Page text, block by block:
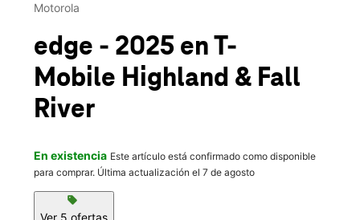
Motorola
edge - 2025 en T-
Mobile Highland & Fall
River
En existencia Este artículo está confirmado como disponible
para comprar. Última actualización el 7 de agosto
sell
Ver 5 ofertas